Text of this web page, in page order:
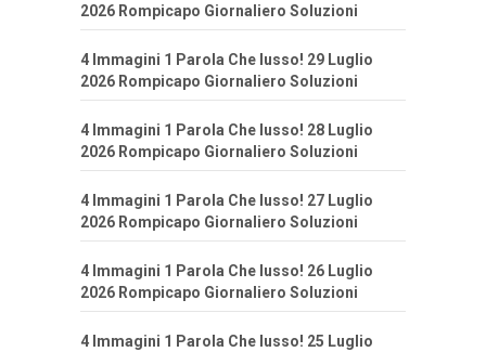
2026 Rompicapo Giornaliero Soluzioni
4 Immagini 1 Parola Che lusso! 29 Luglio
2026 Rompicapo Giornaliero Soluzioni
4 Immagini 1 Parola Che lusso! 28 Luglio
2026 Rompicapo Giornaliero Soluzioni
4 Immagini 1 Parola Che lusso! 27 Luglio
2026 Rompicapo Giornaliero Soluzioni
4 Immagini 1 Parola Che lusso! 26 Luglio
2026 Rompicapo Giornaliero Soluzioni
4 Immagini 1 Parola Che lusso! 25 Luglio